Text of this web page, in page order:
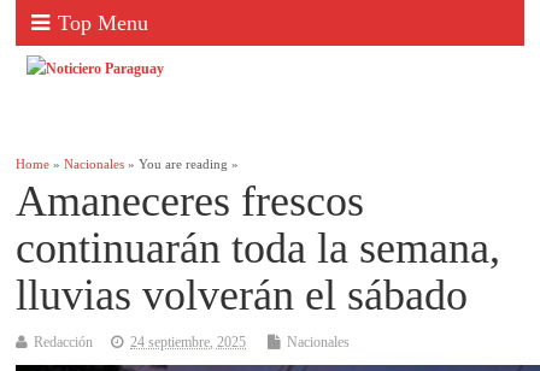
Top Menu
Home »Nacionales » You are reading »
Amaneceres frescos
continuarán toda la semana,
lluvias volverán el sábado
Redacción 24 septiembre, 2025 Nacionales